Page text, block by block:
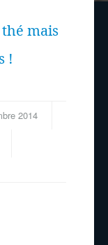
mais
!
2014